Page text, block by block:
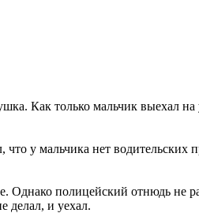
Как только мальчик выехал на
у мальчика нет водительских
Однако полицейский отнюдь не
делал, и уехал.